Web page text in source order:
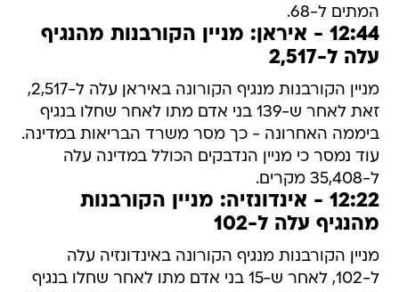
המתים ל-68.
12:44 - איראן: מניין הקורבנות מהנגיף
עלה ל-2,517
מניין הקורבנות מנגיף הקורונה באיראן עלה ל-2,517,
זאת לאחר ש-139 בני אדם מתו לאחר שחלו בנגיף
ביממה האחרונה - כך מסר משרד הבריאות במדינה.
עוד נמסר כי מניין הנדבקים הכולל במדינה עלה
ל-35,408 מקרים.
12:22 - אינדונזיה: מניין הקורבנות
מהנגיף עלה ל-102
מניין הקורבנות מנגיף הקורונה באינדונזיה עלה
ל-102, לאחר ש-15 בני אדם מתו לאחר שחלו בנגיף